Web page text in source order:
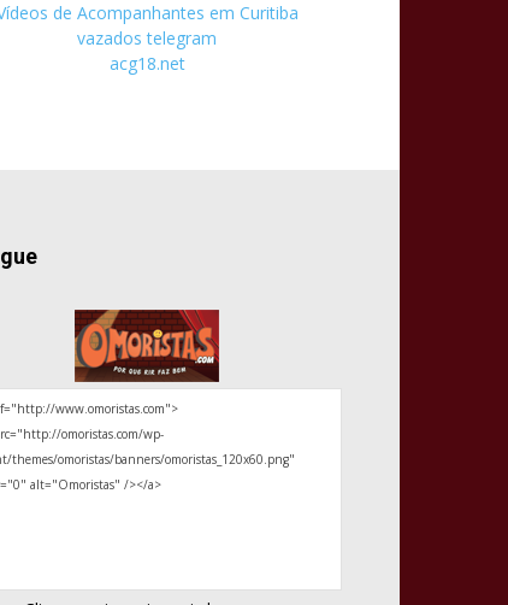
de Acompanhantes em Curitiba
vazados telegram
acg18.net